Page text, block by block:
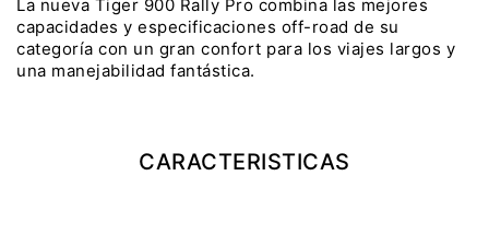
Precio desde $22.990.000
ADVENTURE
Precio desde $25.990.000
La nueva Tiger 900 Rally Pro combina las mejores
capacidades y especificaciones off-road de su
categoría con un gran confort para los viajes largos y
una manejabilidad fantástica.
CARACTERISTICAS